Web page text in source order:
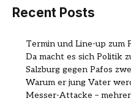
Recent Posts
Termin und Line-up zum
Da macht es sich Politik
Salzburg gegen Pafos
Warum er jung Vater
Messer-Attacke –